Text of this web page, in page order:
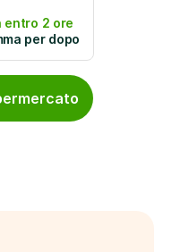
entro 2 ore
per dopo